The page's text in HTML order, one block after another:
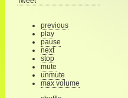
previous
play
pause
next
stop
mute
unmute
max volume